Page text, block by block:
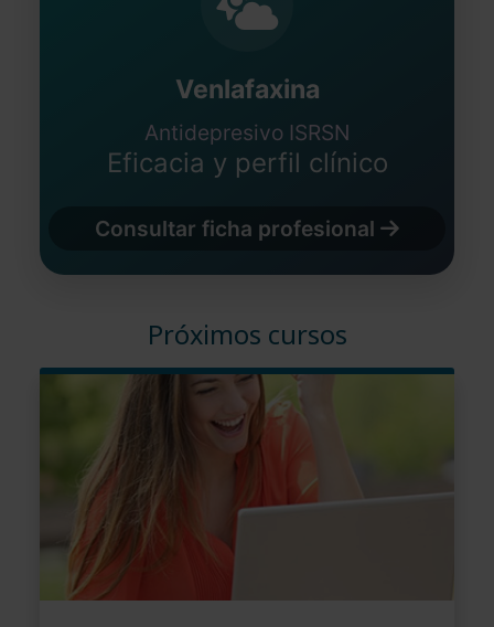
Venlafaxina
Antidepresivo ISRSN
Eficacia y perfil clínico
Consultar ficha profesional
Próximos cursos